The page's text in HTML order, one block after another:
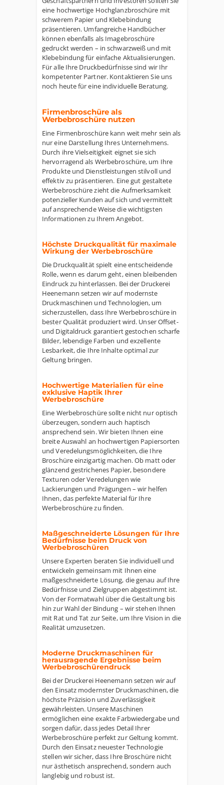
eine hochwertige Hochglanzbroschüre mit
schwerem Papier und Klebebindung
präsentieren. Umfangreiche Handbücher
können ebenfalls als Imagebroschüre
gedruckt werden – in schwarzweiß und mit
Klebebindung für einfache Aktualisierungen.
Für alle Ihre Druckbedürfnisse sind wir Ihr
kompetenter Partner. Kontaktieren Sie uns
noch heute für eine individuelle Beratung.
Firmenbroschüre als
Werbebroschüre nutzen
Eine Firmenbroschüre kann weit mehr sein als
nur eine Darstellung Ihres Unternehmens.
Durch ihre Vielseitigkeit eignet sie sich
hervorragend als Werbebroschüre, um Ihre
Produkte und Dienstleistungen stilvoll und
effektiv zu präsentieren. Eine gut gestaltete
Werbebroschüre zieht die Aufmerksamkeit
potenzieller Kunden auf sich und vermittelt
auf ansprechende Weise die wichtigsten
Informationen zu Ihrem Angebot.
Höchste Druckqualität für maximale
Wirkung der Werbebroschüre
Die Druckqualität spielt eine entscheidende
Rolle, wenn es darum geht, einen bleibenden
Eindruck zu hinterlassen. Bei der Druckerei
Heenemann setzen wir auf modernste
Druckmaschinen und Technologien, um
sicherzustellen, dass Ihre Werbebroschüre in
bester Qualität produziert wird. Unser Offset-
und Digitaldruck garantiert gestochen scharfe
Bilder, lebendige Farben und exzellente
Lesbarkeit, die Ihre Inhalte optimal zur
Geltung bringen.
Hochwertige Materialien für eine
exklusive Haptik Ihrer
Werbebroschüre
Eine Werbebroschüre sollte nicht nur optisch
überzeugen, sondern auch haptisch
ansprechend sein. Wir bieten Ihnen eine
breite Auswahl an hochwertigen Papiersorten
und Veredelungsmöglichkeiten, die Ihre
Broschüre einzigartig machen. Ob matt oder
glänzend gestrichenes Papier, besondere
Texturen oder Veredelungen wie
Lackierungen und Prägungen – wir helfen
Ihnen, das perfekte Material für Ihre
Werbebroschüre zu finden.
Maßgeschneiderte Lösungen für Ihre
Bedürfnisse beim Druck von
Werbebroschüren
Unsere Experten beraten Sie individuell und
entwickeln gemeinsam mit Ihnen eine
maßgeschneiderte Lösung, die genau auf Ihre
Bedürfnisse und Zielgruppen abgestimmt ist.
Von der Formatwahl über die Gestaltung bis
hin zur Wahl der Bindung – wir stehen Ihnen
mit Rat und Tat zur Seite, um Ihre Vision in die
Realität umzusetzen.
Moderne Druckmaschinen für
herausragende Ergebnisse beim
Werbebroschürendruck
Bei der Druckerei Heenemann setzen wir auf
den Einsatz modernster Druckmaschinen, die
höchste Präzision und Zuverlässigkeit
gewährleisten. Unsere Maschinen
ermöglichen eine exakte Farbwiedergabe und
sorgen dafür, dass jedes Detail Ihrer
Werbebroschüre perfekt zur Geltung kommt.
Durch den Einsatz neuester Technologie
stellen wir sicher, dass Ihre Broschüre nicht
nur ästhetisch ansprechend, sondern auch
langlebig und robust ist.